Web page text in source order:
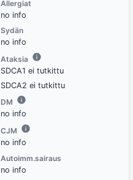
Allergiat
no info
Sydän
no info
Ataksia
SDCA1 ei tutkittu
SDCA2 ei tutkittu
DM
no info
CJM
no info
Autoimm.sairaus
no info